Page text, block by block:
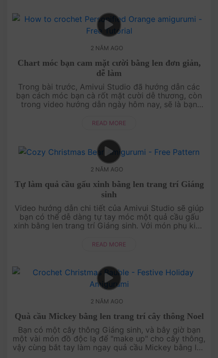
2 NĂM AGO
Chart móc bạn cam mặt cười bằng len đơn giản,
dễ làm
Trong bài trước, Amivui Studio đã hướng dẫn các
bạn cách móc bạn cà rốt mặt cười dễ thương, còn
trong video hướng dẫn ngày hôm nay, sẽ là bạn
ngày....
READ MORE
2 NĂM AGO
Tự làm quả cầu gấu xinh bằng len trang trí Giáng
sinh
Video hướng dẫn chi tiết của Amivui Studio sẽ giúp
bạn có thể dễ dàng tự tay móc một quả cầu gấu
xinh bằng len trang trí Giáng sinh. Với món phụ kiện
READ MORE
2 NĂM AGO
Quà cầu Mickey bằng len trang trí cây thông Noel
Bạn có một cây thông Giáng sinh, và bây giờ bạn
một vài món đồ độc lạ để "make up" cho cây thông,
vậy cùng bắt tay làm ngay quả cầu Mickey bằng len